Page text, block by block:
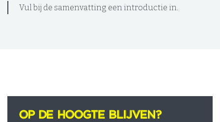
Vul bij de samenvatting een introductie in.
OP DE HOOGTE BLIJVEN?
OP DE HOOGTE BLIJVEN?